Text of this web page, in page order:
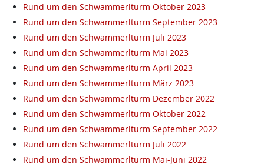
Rund um den Schwammerlturm Oktober 2023
Rund um den Schwammerlturm September 2023
Rund um den Schwammerlturm Juli 2023
Rund um den Schwammerlturm Mai 2023
Rund um den Schwammerlturm April 2023
Rund um den Schwammerlturm März 2023
Rund um den Schwammerlturm Dezember 2022
Rund um den Schwammerlturm Oktober 2022
Rund um den Schwammerlturm September 2022
Rund um den Schwammerlturm Juli 2022
Rund um den Schwammerlturm Mai-Juni 2022